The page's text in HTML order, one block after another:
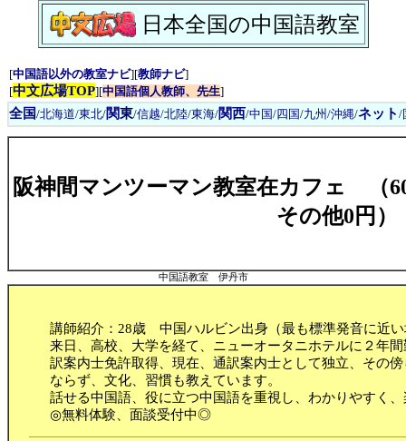
日本全国の中国語教室
[中国語以外の教室ナビ][教師ナビ]
[中文広場TOP][中国語個人教師、先生]
全国/北海道/東北/関東/信越/北陸/東海/関西/中国/四国/九州/沖縄/ネット /
阪神間マンツーマン教室在カフェ （
その他0円）
中国語教室 伊丹市
講師紹介：28歳 中国ハルビン出身（最も標準発音に近
来日、高校、大学を経て、ニューオータニホテルに２年
訳案内士免許取得、現在、通訳案内士として独立、その
ならず、文化、習慣も教えています。
話せる中国語、役に立つ中国語を重視し、わかりやすく
◎無料体験、面談受付中◎